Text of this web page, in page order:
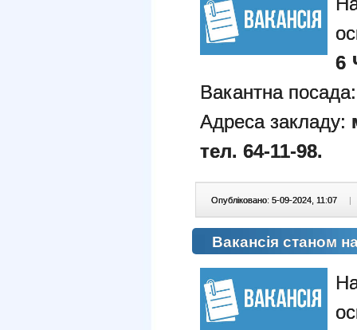
6
Вакантна
Адреса закладу:
тел. 64-11-98.
Опубліковано: 5-09-2024, 11:07 |
Вакансія станом